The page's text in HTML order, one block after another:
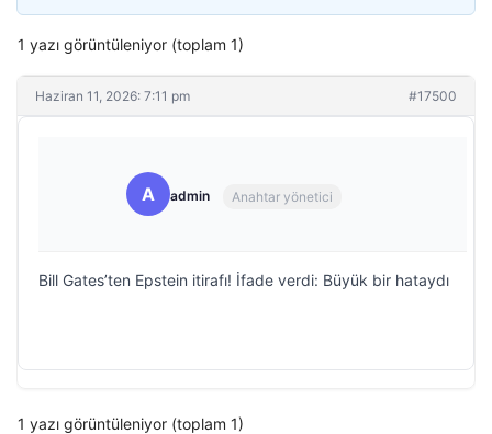
1 yazı görüntüleniyor (toplam 1)
Haziran 11, 2026: 7:11 pm #17500
A admin Anahtar yönetici
Bill Gates’ten Epstein itirafı! İfade verdi: Büyük bir hataydı
1 yazı görüntüleniyor (toplam 1)